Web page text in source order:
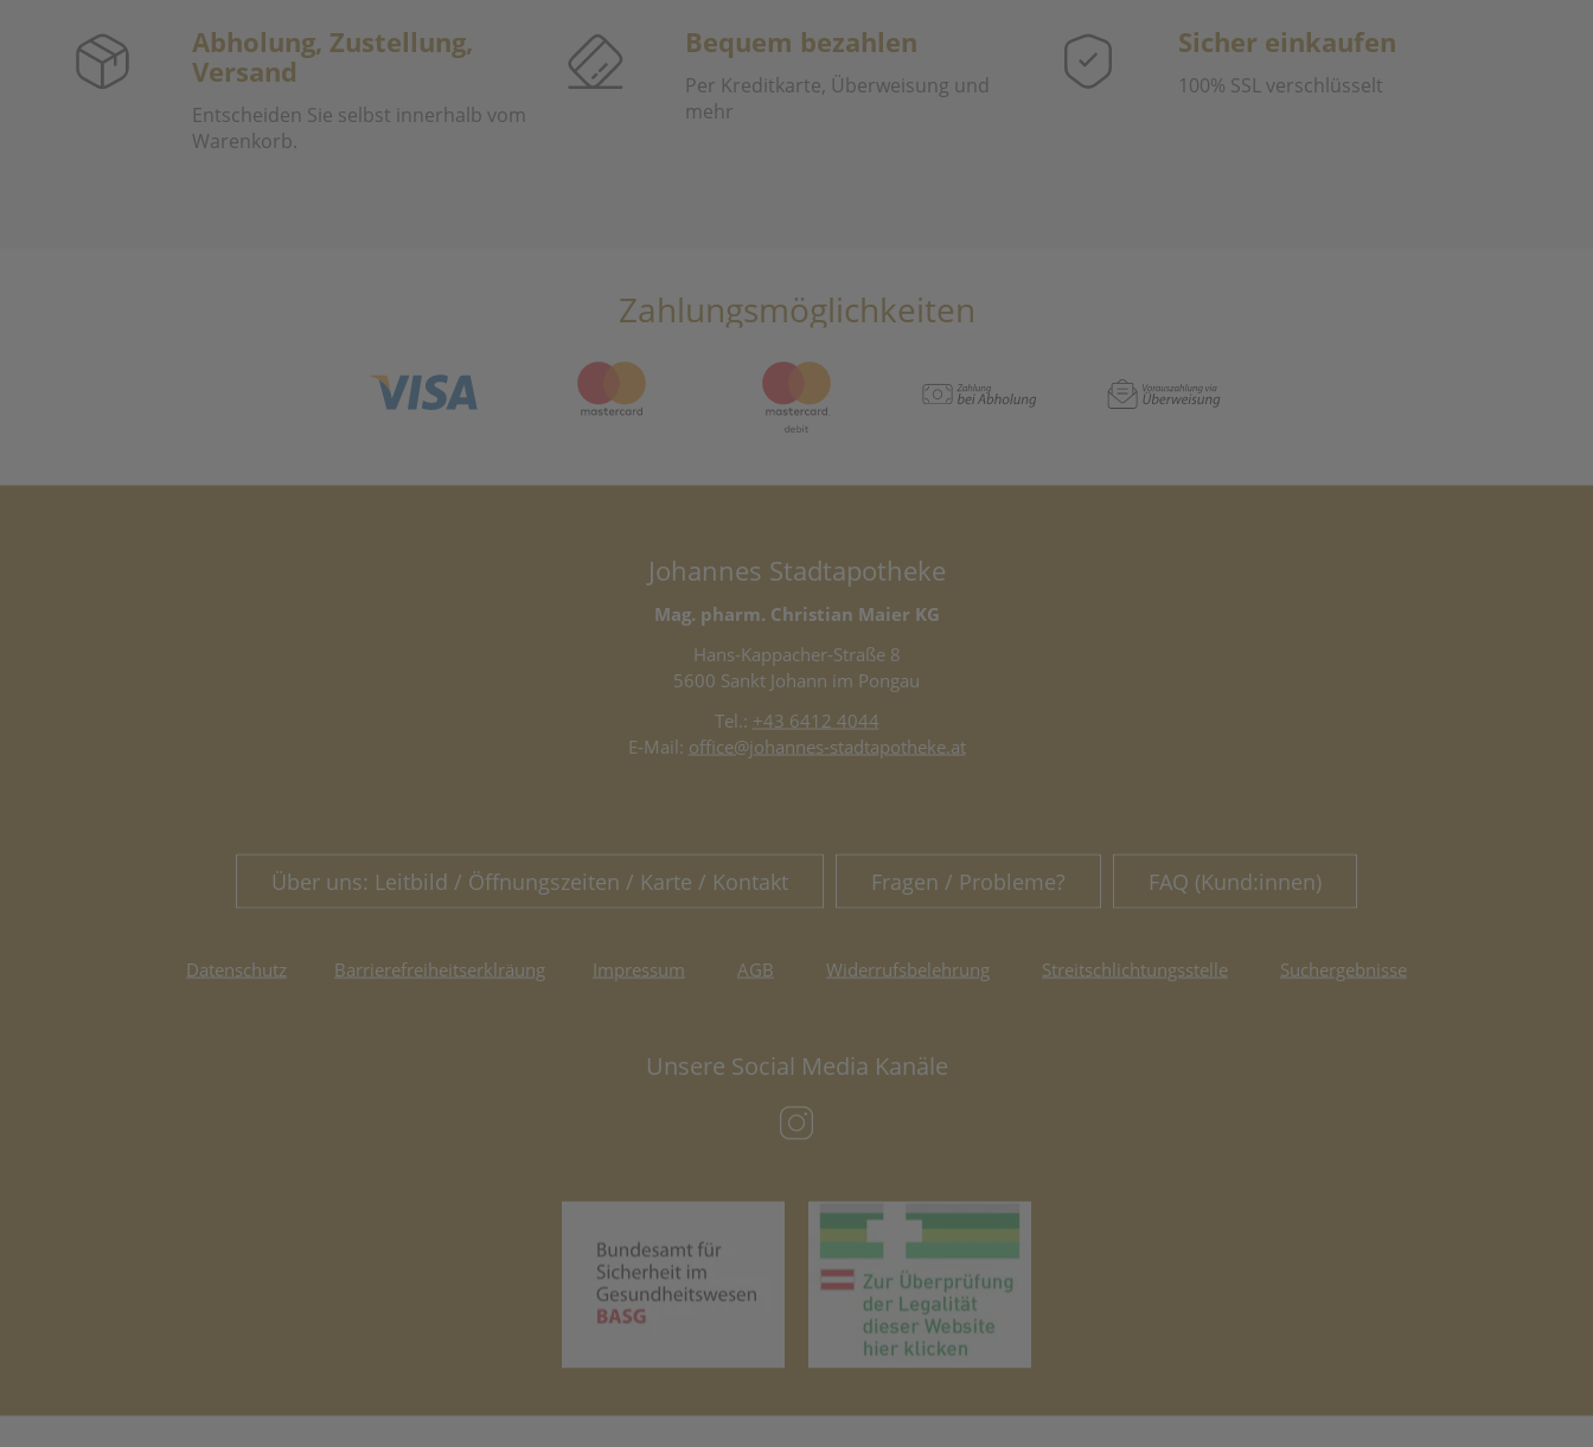
Abholung, Zustellung,
Versand
Entscheiden Sie selbst innerhalb vom
Warenkorb.
Bequem bezahlen
Per Kreditkarte, Überweisung und
mehr
Sicher einkaufen
100% SSL verschlüsselt
Zahlungsmöglichkeiten
Johannes Stadtapotheke
Mag. pharm. Christian Maier KG
Hans-Kappacher-Straße 8
5600 Sankt Johann im Pongau
Tel.: +43 6412 4044
E-Mail: office@johannes-stadtapotheke.at
Über uns: Leitbild / Öffnungszeiten / Karte / Kontakt Fragen / Probleme? FAQ (Kund:innen)
Datenschutz Barrierefreiheitserklräung Impressum AGB Widerrufsbelehrung Streitschlichtungsstelle Suchergebnisse
Unsere Social Media Kanäle
(öffnet in neuem Tab)